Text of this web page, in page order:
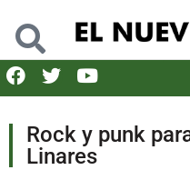
Rock y punk
Linares